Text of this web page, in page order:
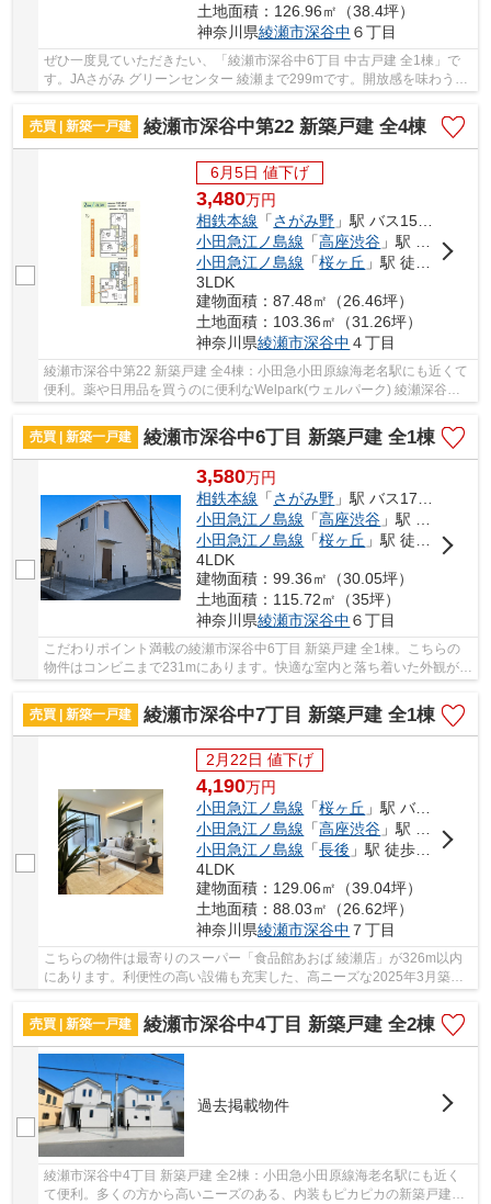
土地面積：126.96㎡（38.4坪）
神奈川県綾瀬市深谷中 ６丁目
ぜひ一度見ていただきたい、「綾瀬市深谷中6丁目 中古戸建 全1棟」で
す。JAさがみ グリーンセンター 綾瀬まで299mです。開放感を味わうこ
とが出来る南側道路に面した物件です。値段が...
売買 | 新築一戸建
綾瀬市深谷中第22 新築戸建 全4棟
6月5日 値下げ
3,480万円
相鉄本線 「さがみ野 」駅 バス15分 「綾瀬農協前」 停歩5分
小田急江ノ島線 「高座渋谷 」駅 徒歩51分
小田急江ノ島線 「桜ヶ丘 」駅 徒歩54分
3LDK
建物面積：87.48㎡（26.46坪）
土地面積：103.36㎡（31.26坪）
神奈川県綾瀬市深谷中 ４丁目
綾瀬市深谷中第22 新築戸建 全4棟：小田急小田原線海老名駅にも近くて
便利。薬や日用品を買うのに便利なWelpark(ウェルパーク) 綾瀬深谷店
まで383mです。多くの方からこだわり条件でい...
売買 | 新築一戸建
綾瀬市深谷中6丁目 新築戸建 全1棟
3,580万円
相鉄本線 「さがみ野 」駅 バス17分 停歩6分
小田急江ノ島線 「高座渋谷 」駅 徒歩44分
小田急江ノ島線 「桜ヶ丘 」駅 徒歩44分
4LDK
建物面積：99.36㎡（30.05坪）
土地面積：115.72㎡（35坪）
神奈川県綾瀬市深谷中 ６丁目
こだわりポイント満載の綾瀬市深谷中6丁目 新築戸建 全1棟。こちらの
物件はコンビニまで231mにあります。快適な室内と落ち着いた外観が魅
力の令和8年4月築の物件。新築ならではの「新...
売買 | 新築一戸建
綾瀬市深谷中7丁目 新築戸建 全1棟
2月22日 値下げ
4,190万円
小田急江ノ島線 「桜ヶ丘 」駅 バス14分 「廻り坂」 停歩4分
小田急江ノ島線 「高座渋谷 」駅 徒歩39分
小田急江ノ島線 「長後 」駅 徒歩50分
4LDK
建物面積：129.06㎡（39.04坪）
土地面積：88.03㎡（26.62坪）
神奈川県綾瀬市深谷中 ７丁目
こちらの物件は最寄りのスーパー「食品館あおば 綾瀬店」が326m以内
にあります。利便性の高い設備も充実した、高ニーズな2025年3月築の
売買 | 新築一戸建
綾瀬市深谷中4丁目 新築戸建 全2棟
過去掲載物件
綾瀬市深谷中4丁目 新築戸建 全2棟：小田急小田原線海老名駅にも近く
て便利。多くの方から高いニーズのある、内装もピカピカの新築戸建て